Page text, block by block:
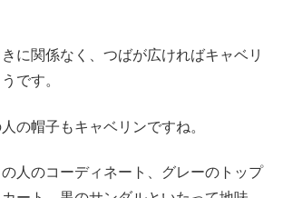
に関係なく、つばが広ければキャベリ
です。
の帽子もキャベリンですね。
人のコーディネート、グレーのトップ